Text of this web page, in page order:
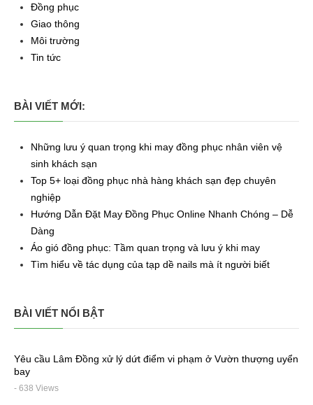
Đồng phục
Giao thông
Môi trường
Tin tức
BÀI VIẾT MỚI:
Những lưu ý quan trọng khi may đồng phục nhân viên vệ
sinh khách sạn
Top 5+ loại đồng phục nhà hàng khách sạn đẹp chuyên
nghiệp
Hướng Dẫn Đặt May Đồng Phục Online Nhanh Chóng – Dễ
Dàng
Áo gió đồng phục: Tầm quan trọng và lưu ý khi may
Tìm hiểu về tác dụng của tạp dề nails mà ít người biết
BÀI VIẾT NỔI BẬT
Yêu cầu Lâm Đồng xử lý dứt điểm vi phạm ở Vườn thượng uyển
bay
- 638 Views